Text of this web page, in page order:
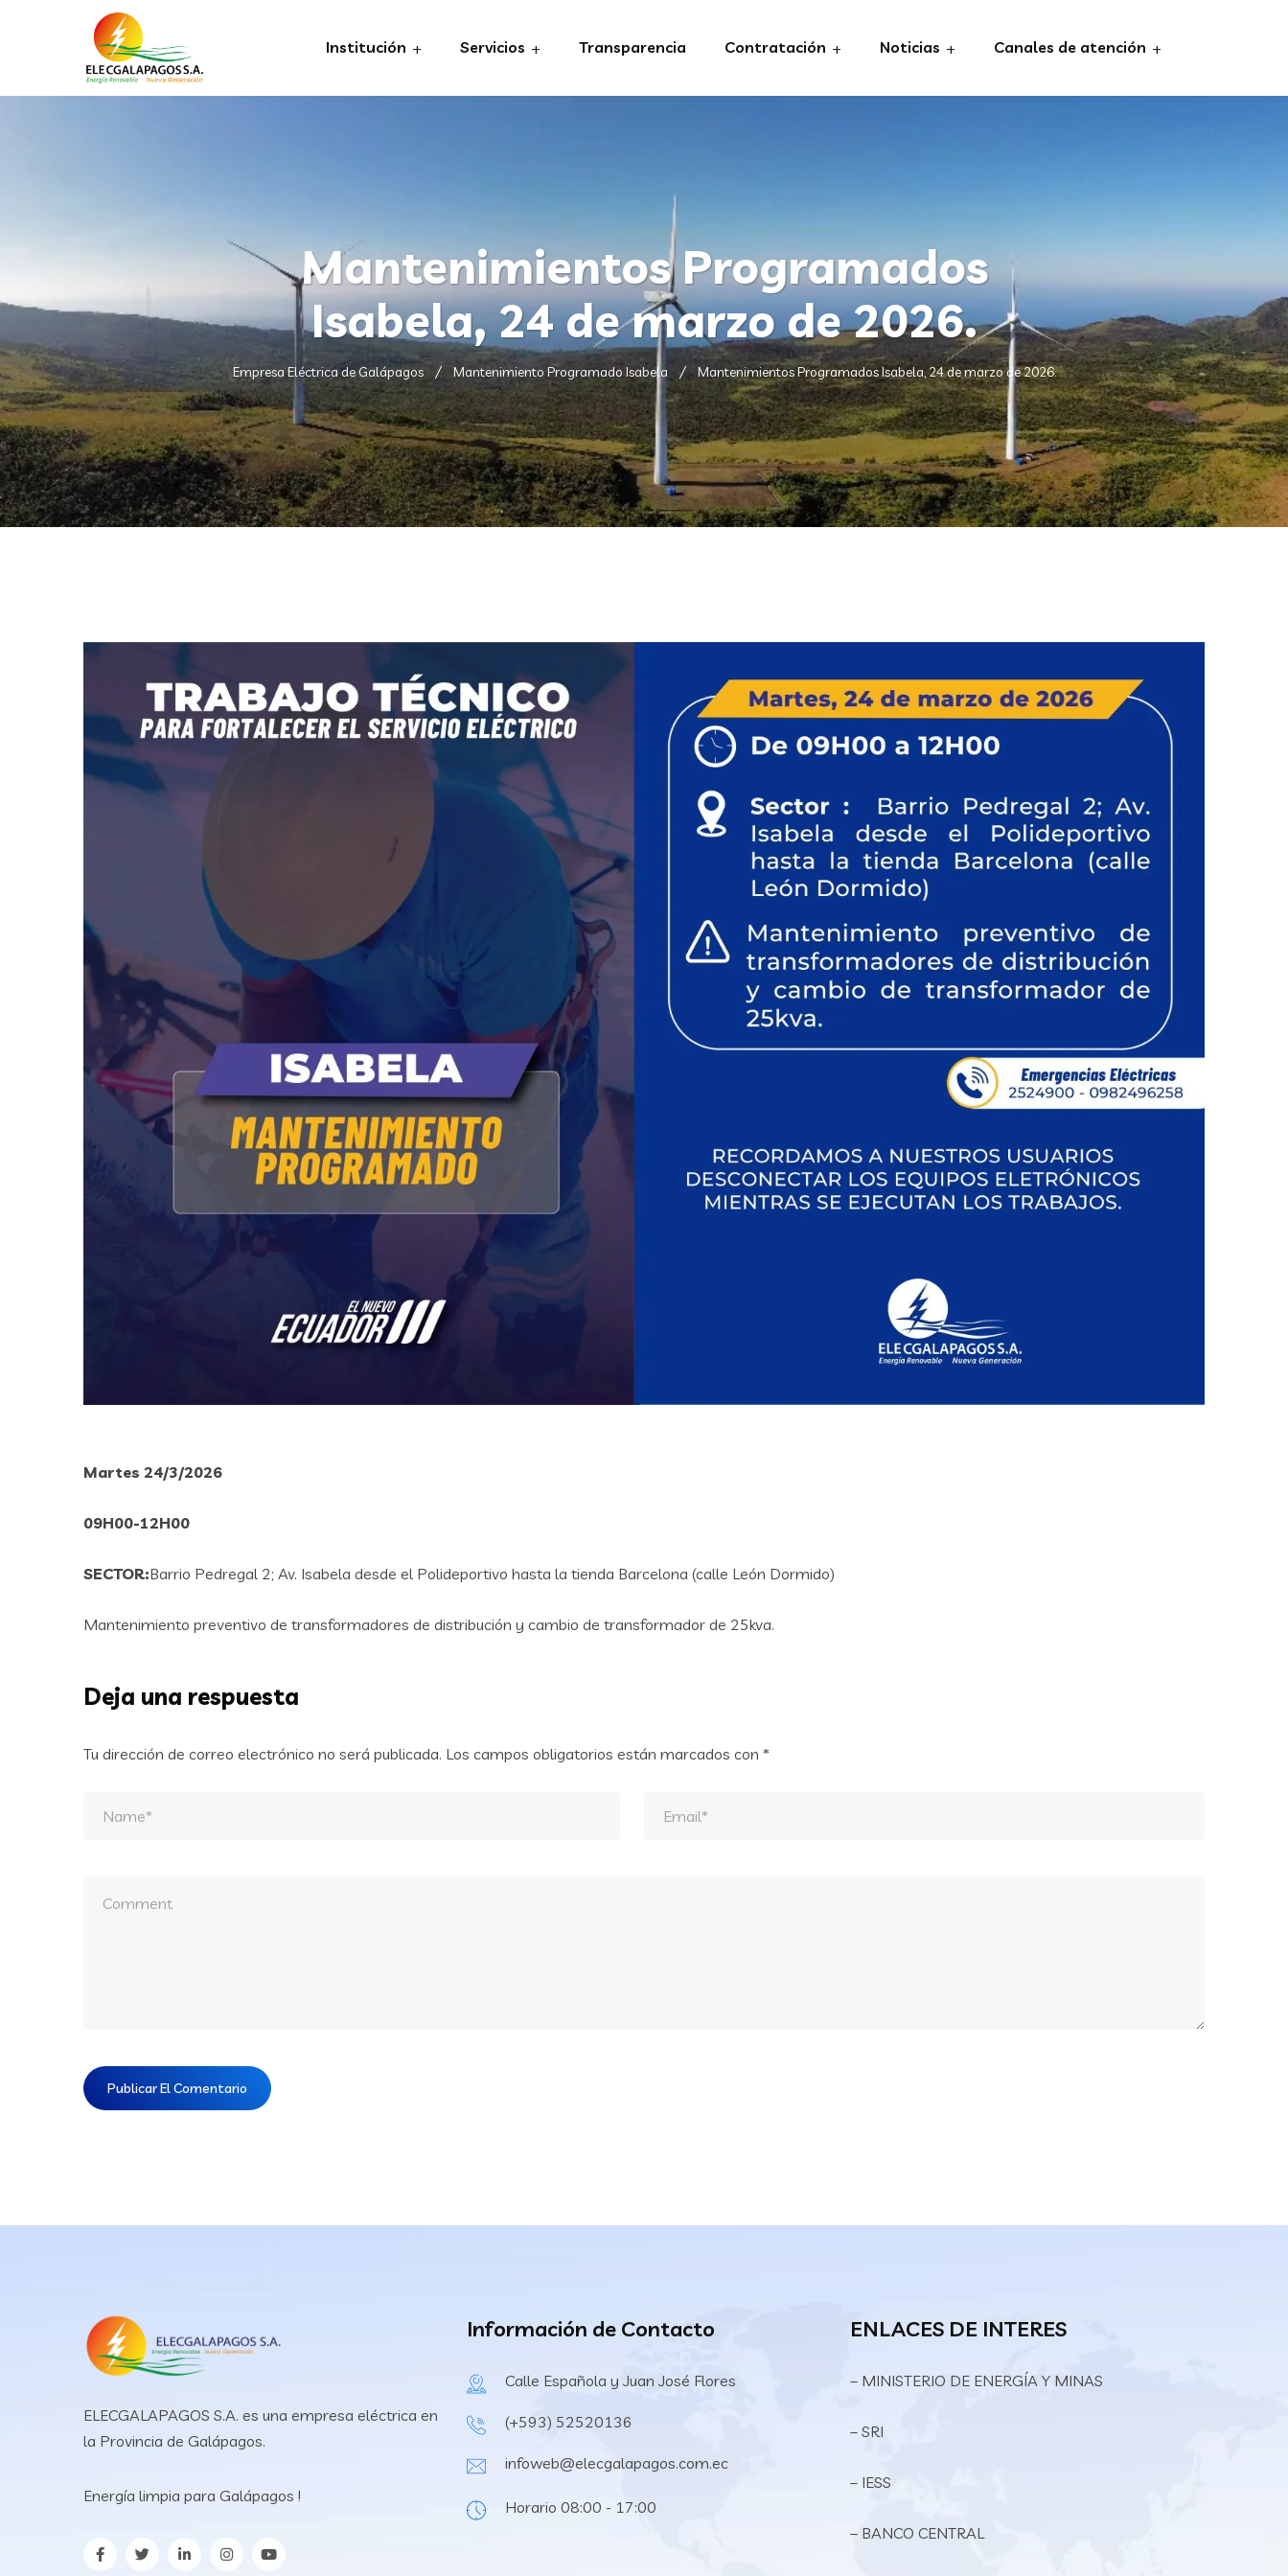
Institución Servicios Transparencia Contratación Noticias Canales de atención
Mantenimientos Programados
Isabela, 24 de marzo de 2026.
Empresa Eléctrica de Galápagos Mantenimiento Programado Isabela Mantenimientos Programados Isabela, 24 de marzo de 2026.
Martes 24/3/2026
09H00-12H00
SECTOR:Barrio Pedregal 2; Av. Isabela desde el Polideportivo hasta la tienda Barcelona (calle León Dormido)
Mantenimiento preventivo de transformadores de distribución y cambio de transformador de 25kva.
Deja una respuesta
Tu dirección de correo electrónico no será publicada. Los campos obligatorios están marcados con *
ELECGALAPAGOS S.A. es una empresa eléctrica en
la Provincia de Galápagos.
Energía limpia para Galápagos !
Información de Contacto
Calle Española y Juan José Flores
(+593) 52520136
infoweb@elecgalapagos.com.ec
Horario 08:00 - 17:00
ENLACES DE INTERES
– MINISTERIO DE ENERGÍA Y MINAS
– SRI
– IESS
– BANCO CENTRAL